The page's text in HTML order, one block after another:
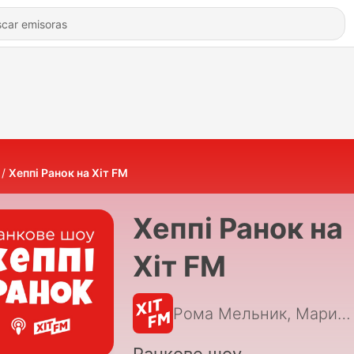
Хеппі Ранок на Хіт FM
Хеппі Ранок на
Хіт FM
Рома Мельник, Марина Войцеховська, Аліна Кош, hitfm.ua